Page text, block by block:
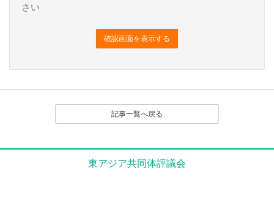
さい
確認画面を表示する
記事一覧へ戻る
東アジア共同体評議会